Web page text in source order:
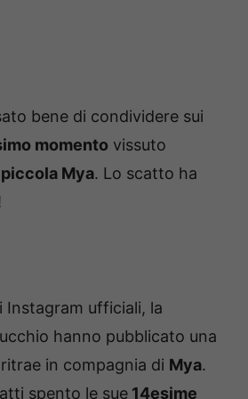
bene di condividere sui
momento vissuto
piccola Mya. Lo scatto ha
Instagram ufficiali, la
hanno pubblicato una
in compagnia di Mya.
spento le sue 14esime